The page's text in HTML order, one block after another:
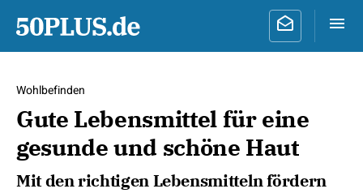
Wohlbefinden
Gute Lebensmittel für eine
gesunde und schöne Haut
Mit den richtigen Lebensmitteln fördern